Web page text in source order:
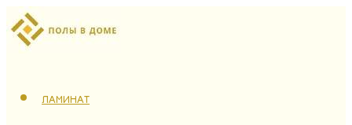
ЛАМИНАТ